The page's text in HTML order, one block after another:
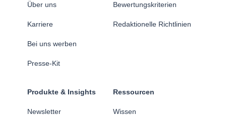
Über uns
Karriere
Bei uns werben
Presse-Kit
Bewertungskriterien
Redaktionelle Richtlinien
Produkte & Insights
Newsletter
Ressourcen
Wissen